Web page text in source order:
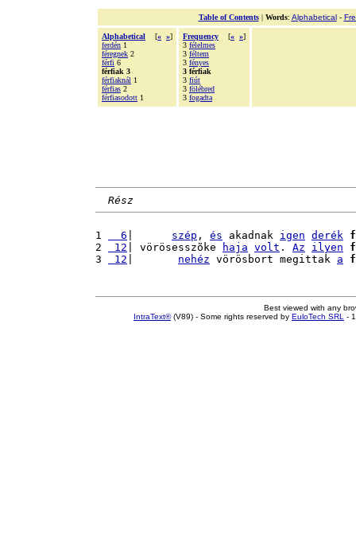
Table of Contents| Words: Alphabetical-
Alphabetical [« »]
ferdén 1
féregnek 2
férfi 6
férfiak 3
férfiaknál 1
férfias 2
férfiasodott 1
Frequency [« »]
3 félelmes
3 féltem
3 fényes
3 férfiak
3 fiút
3 fölébred
3 fogadta
Rész
1
  6
szép , és akadnak igen derék
2
12 | vörösesszõke haja volt . Az ilyen
3
12 nehéz vörösbort megittak a
Best viewed with any
IntraText®(V89) - Some rights reserved by EuloTech SRL -